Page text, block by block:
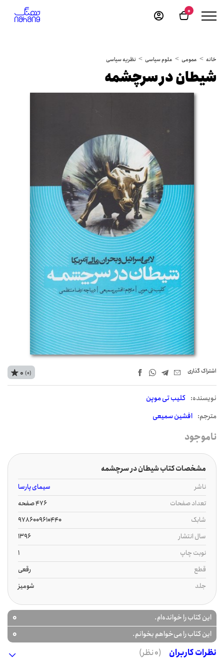
0
خانه عمومی علوم سیاسی نظریه سیاسی
شیطان در سرچشمه
اشتراک‌ گذاری
نويسنده: کلیب تی موپن
مترجم: افشین سمیعی
0 (0)
ناموجود
مشخصات کتاب شیطان در سرچشمه
ناشر
سیمای پارسا
تعداد صفحات
476 صفحه
شابک
9786009610440
سال انتشار
1396
نوبت چاپ
1
قطع
رقعی
جلد
شومیز
این کتاب را خوانده‌ام. 0
این کتاب را می‌خواهم بخوانم.
0
نظرات کاربران
(0 نظر)